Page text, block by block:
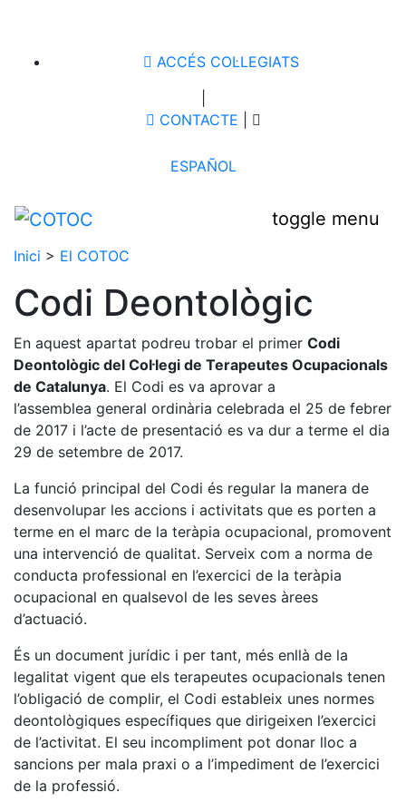
ACCÉS COL·LEGIATS
CONTACTE
ESPAÑOL
toggle menu
Inici > El COTOC
Codi Deontològic
En aquest apartat podreu trobar el primer Codi
Deontològic del Col·legi de Terapeutes Ocupacionals
de Catalunya. El Codi es va aprovar a
l’assemblea general ordinària celebrada el 25 de febrer
de 2017 i l’acte de presentació es va dur a terme el dia
29 de setembre de 2017.
La funció principal del Codi és regular la manera de
desenvolupar les accions i activitats que es porten a
terme en el marc de la teràpia ocupacional, promovent
una intervenció de qualitat. Serveix com a norma de
conducta professional en l’exercici de la teràpia
ocupacional en qualsevol de les seves àrees
d’actuació.
És un document jurídic i per tant, més enllà de la
legalitat vigent que els terapeutes ocupacionals tenen
l’obligació de complir, el Codi estableix unes normes
deontològiques específiques que dirigeixen l’exercici
de l’activitat. El seu incompliment pot donar lloc a
sancions per mala praxi o a l’impediment de l’exercici
de la professió.